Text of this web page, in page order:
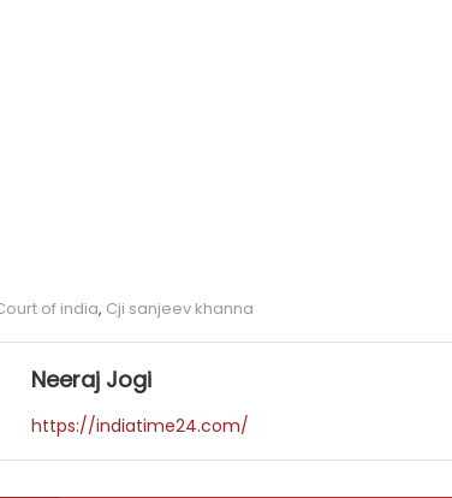
of india, Cji sanjeev khanna
Neeraj Jogi
https://indiatime24.com/